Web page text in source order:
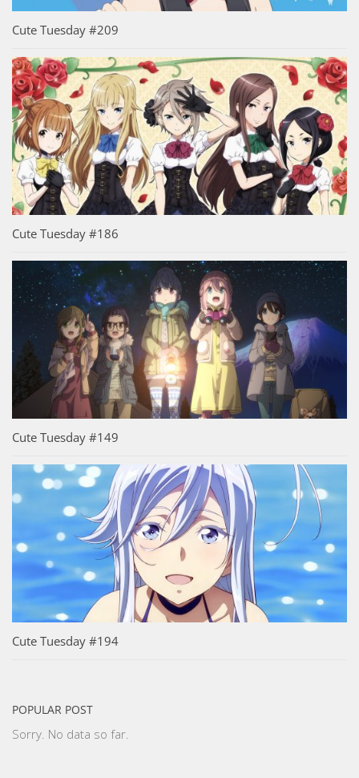
Cute Tuesday #209
Cute Tuesday #186
Cute Tuesday #149
Cute Tuesday #194
POPULAR POST
Sorry. No data so far.